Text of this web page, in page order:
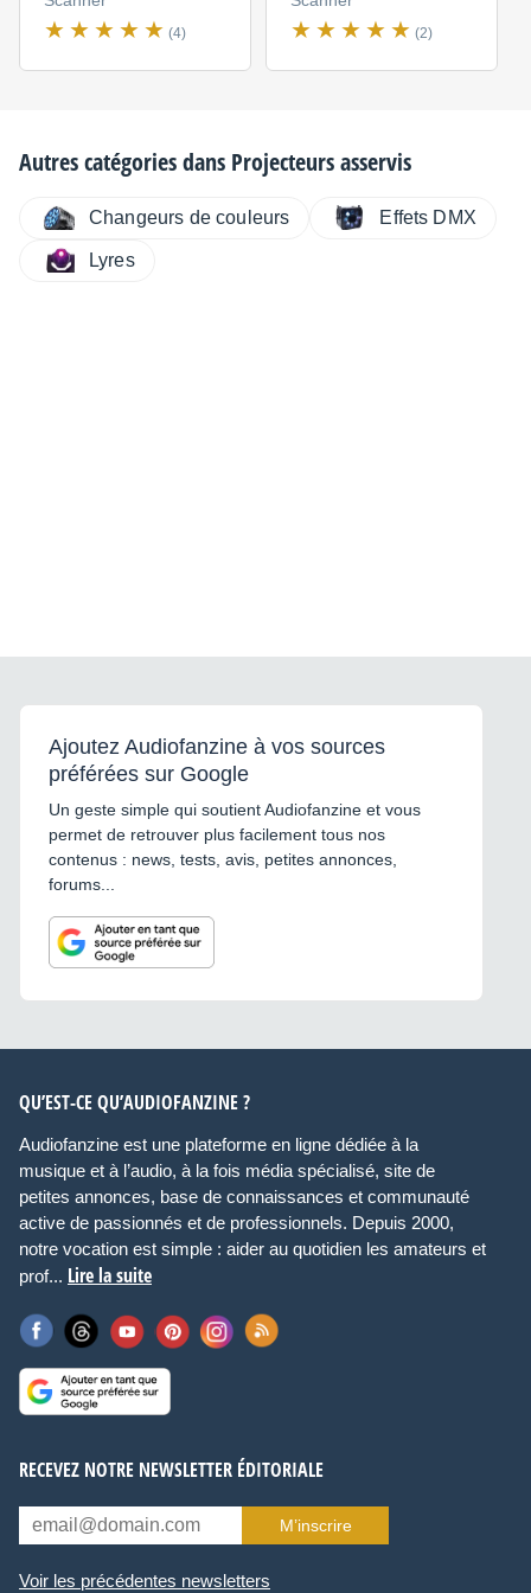
Distribué par MH diffusion
(4) (2)
Autres catégories dans Projecteurs asservis
Changeurs de couleurs Effets DMX
Lyres
Ajoutez Audiofanzine à vos sources
préférées sur Google
Un geste simple qui soutient Audiofanzine et vous
permet de retrouver plus facilement tous nos
contenus : news, tests, avis, petites annonces,
forums...
QU’EST-CE QU’AUDIOFANZINE ?
Audiofanzine est une plateforme en ligne dédiée à la
musique et à l’audio, à la fois média spécialisé, site de
petites annonces, base de connaissances et communauté
active de passionnés et de professionnels. Depuis 2000,
notre vocation est simple : aider au quotidien les amateurs et
prof... Lire la suite
RECEVEZ NOTRE NEWSLETTER ÉDITORIALE
M’inscrire
Voir les précédentes newsletters